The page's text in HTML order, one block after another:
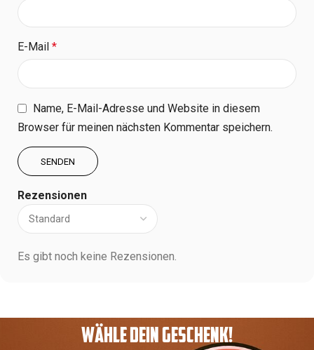
Rezensionen
Es gibt noch keine Rezensionen.
E-Mail *
Name, E-Mail-Adresse und Website in diesem
Browser für meinen nächsten Kommentar speichern.
WÄHLE DEIN GESCHENK!